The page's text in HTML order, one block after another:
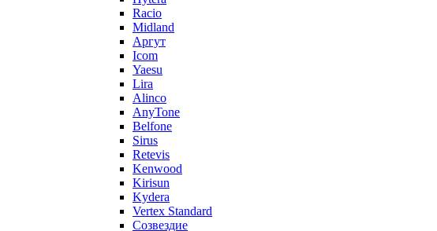
Racio
Midland
Аргут
Icom
Yaesu
Lira
Alinco
AnyTone
Belfone
Sirus
Retevis
Kenwood
Kirisun
Kydera
Vertex Standard
Созвездие